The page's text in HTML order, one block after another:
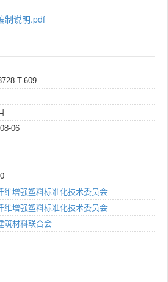
制说明.pdf
T-609
06
维增强塑料标准化技术委员会
维增强塑料标准化技术委员会
筑材料联合会